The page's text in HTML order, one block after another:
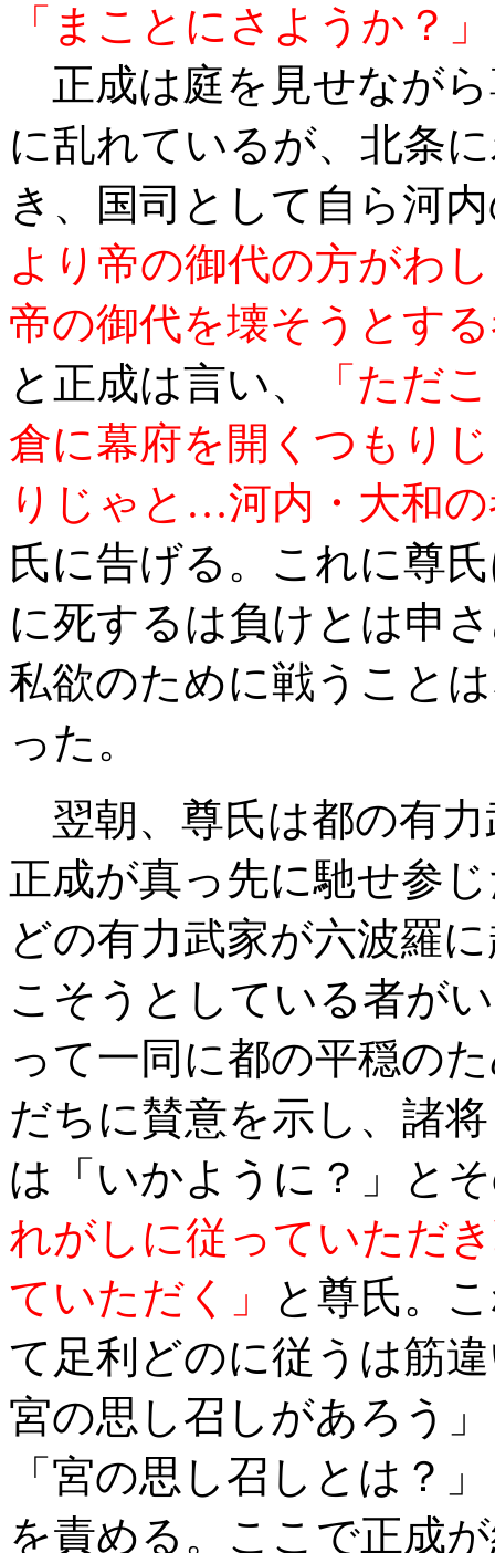
「まことにさようか？」
正成は庭を見せなが
に乱れているが、北条
き、国司として自ら河
より帝の御代の方がわ
帝の御代を壊そうとす
と正成は言い、
「ただ
倉に幕府を開くつもり
りじゃと…河内・大和
氏に告げる。これに尊
に死するは負けとは申
私欲のために戦うこと
った。
翌朝、尊氏は都の有
正成が真っ先に馳せ参
どの有力武家が六波羅
こそうとしている者が
って一同に都の平穏の
だちに賛意を示し、諸
は「いかように？」と
れがしに従っていただ
ていただく」
と尊氏。
て足利どのに従うは筋
宮の思し召しがあろう
「宮の思し召しとは？
を責める。ここで正成